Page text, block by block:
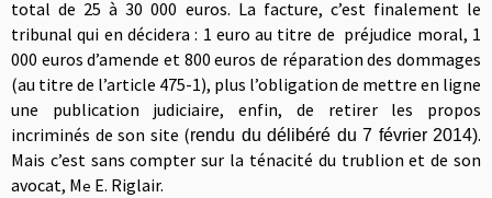
total de 25 à 30 000 euros. La facture, c’est finalement le
tribunal qui en décidera : 1 euro au titre de préjudice moral, 1
000 euros d’amende et 800 euros de réparation des dommages
(au titre de l’article 475-1), plus l’obligation de mettre en ligne
une publication judiciaire, enfin, de retirer les propos
incriminés de son site (rendu du délibéré du 7 février 2014).
Mais c’est sans compter sur la ténacité du trublion et de son
avocat, Me E. Riglair.